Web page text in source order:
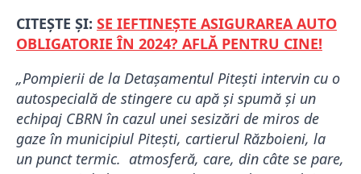
CITEȘTE ȘI: SE IEFTINEȘTE ASIGURAREA AUTO
OBLIGATORIE ÎN 2024? AFLĂ PENTRU CINE!
„Pompierii de la Detașamentul Pitești intervin cu o
autospecială de stingere cu apă și spumă și un
echipaj CBRN în cazul unei sesizări de miros de
gaze în municipiul Pitești, cartierul Războieni, la
un punct termic. atmosferă, care, din câte se pare,